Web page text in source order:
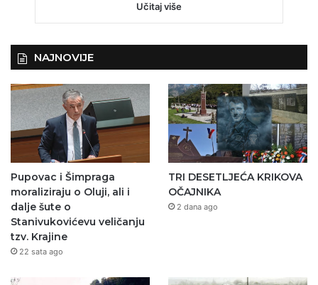
Učitaj više
NAJNOVIJE
Pupovac i Šimpraga
moraliziraju o Oluji, ali i
dalje šute o
Stanivukovićevu veličanju
tzv. Krajine
22 sata ago
TRI DESETLJEĆA KRIKOVA
OČAJNIKA
2 dana ago